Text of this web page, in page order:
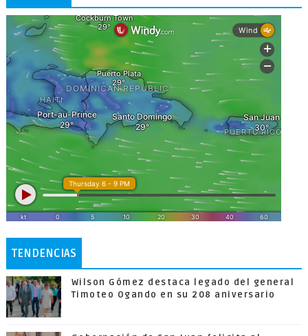
TENDENCIAS
Wilson Gómez destaca legado del general
Timoteo Ogando en su 208 aniversario